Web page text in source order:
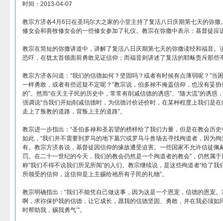
时间：2013-04-07
教宗方济各4月6日在圣玛尔大之家的小堂主持了复活八日庆期第七天的弥
修女会和善牧修女会的一些修女参加了礼仪。教宗在弥撒中表示：基督徒应
教宗在简短的弥撒讲道中，讲解了复活八日庆期第七天的弥撒读经和福音。
恐吓，在犹太首领面前勇敢见证信仰；而福音则讲述了复活的耶稣责斥那些
教宗方济各问道：“我们的信德如何？坚固吗？或者有时候有点薄弱呢？”当
一样勇敢，或者有些迟疑不定呢？”教宗说，伯多禄不掩盖信仰，也没有妥
的”。然而“在天主子民的历史中，常常有削减信德的诱惑”、“随大流”的诱惑
强调说“当我们开始削减信德时，为信德讨价还价时，在某种程度上我们是
走上了叛教的道路，背叛上主的道路”。
教宗进一步指出：“圣伯多禄和圣若望的榜样给了我们力量，但是在教会历
如此，“我们并不需要到罗马的地下墓穴或罗马斗兽场去寻找殉道者，因为
有。教宗方济各说，基督徒因信仰的缘故遭受迫害。一些国家不允许信徒佩
罚。在二十一世纪的今天，我们的教会仍然是一个殉道者的教会”，仍然属
称“我们不得不说我们所见所闻”的人们。教宗继续说，是这些殉道者“给了我
所领受的信仰，这信仰是上主赐给祂所有子民的礼物”。
教宗明确指出：“我们不能凭自己做这事，因为这是一个恩宠，信德的恩宠
啊，求祢保护我的信德，让它成长，愿我的信德坚固、勇敢，并在我必须如
时帮助我，赐我勇气’”。